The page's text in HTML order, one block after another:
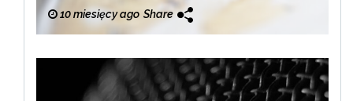
10 miesięcy ago Share